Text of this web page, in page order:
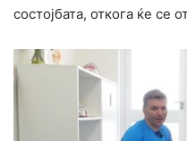
состојбата, откога ќе се